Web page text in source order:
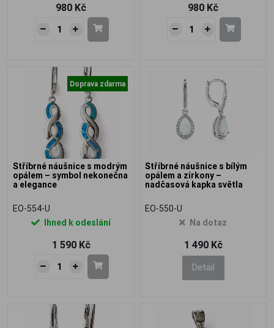
980 Kč 980 Kč
Doprava zdarma
Stříbrné náušnice s modrým
opálem – symbol nekonečna
a elegance
EO-554-U
Ihned k odeslání
1 590 Kč
Stříbrné náušnice s bílým
opálem a zirkony –
nadčasová kapka světla
EO-550-U
Na dotaz
1 490 Kč
Detail